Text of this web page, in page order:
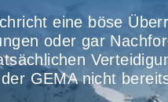
eine böse
oder gar
GEMA nicht